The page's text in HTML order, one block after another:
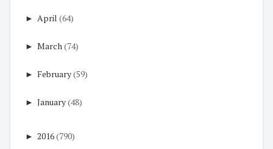
► April (64)
► March(74)
► February(59)
► January(48)
► 2016(790)